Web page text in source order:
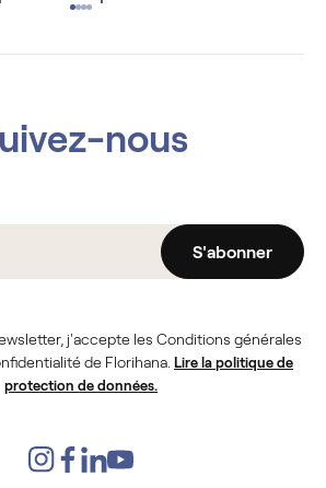
nous
S'abonner
j'accepte les Conditions générales
de Florihana. Lire la politique de
protection de données.